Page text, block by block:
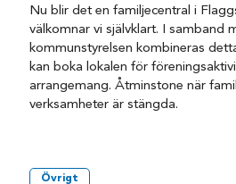
Nu blir det en familjecentral i
välkomnar vi självklart. I samband
kommunstyrelsen kombineras
kan boka lokalen för
arrangemang. Åtminstone när
verksamheter är stängda.
Övrigt